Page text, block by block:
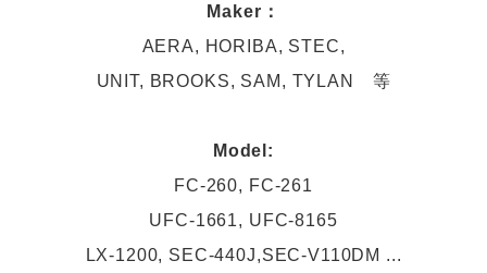
Maker：
AERA, HORIBA, STEC,
UNIT, BROOKS, SAM, TYLAN 等
Model:
FC-260, FC-261
UFC-1661, UFC-8165
LX-1200, SEC-440J,SEC-V110DM ...